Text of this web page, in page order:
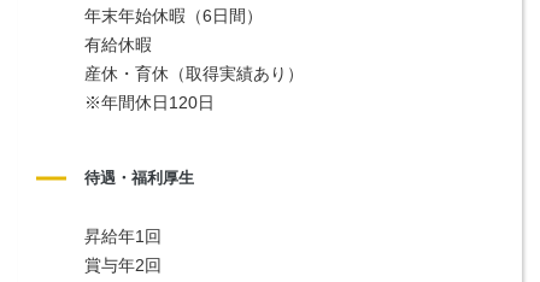
年末年始休暇（6日間）
有給休暇
産休・育休（取得実績あり）
※年間休日120日
待遇・福利厚生
昇給年1回
賞与年2回